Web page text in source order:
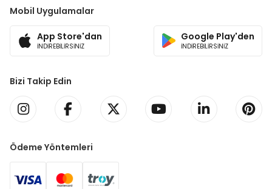
Mobil Uygulamalar
App Store'dan
İNDİREBİLİRSİNİZ
Google Play'den
İNDİREBİLİRSİNİZ
Bizi Takip Edin
Ödeme Yöntemleri